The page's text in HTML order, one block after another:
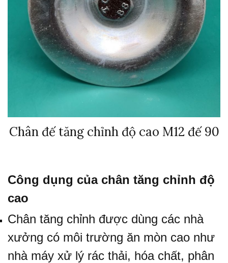
Chân đế tăng chỉnh độ cao M12 đế 90
Công dụng của chân tăng chỉnh độ
cao
Chân tăng chỉnh được dùng các nhà
xưởng có môi trường ăn mòn cao như
nhà máy xử lý rác thải, hóa chất, phân